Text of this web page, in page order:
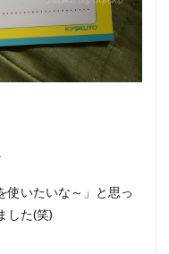
使いたいな～」と思っ
した(笑)